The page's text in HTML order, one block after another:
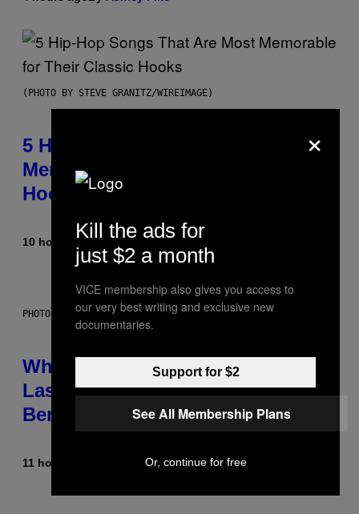
(PHOTO BY STEVE GRANITZ/WIREIMAGE)
5 Hip-Hop Songs That Are Most
Memorable for Their Classic
Hooks
10 hours agoByCaleb Catlin
PHOTO: NASA; DR PIXEL / GETTY IMAGES
Why NASA Wants to Send a
Laser-Powered Drone Into Caves
Beneath the Moon
11 hours ago Luis Prada
×
Kill the ads for
just $2 a month
VICE membership also gives you access to
our very best writing and exclusive new
documentaries.
Support for $2
See All Membership Plans
Or, continue for free